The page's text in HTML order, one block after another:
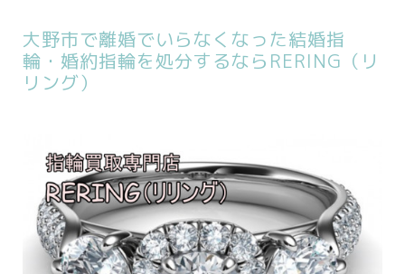
大野市で離婚でいらなくなった結婚指
輪・婚約指輪を処分するならRERING（リ
リング）